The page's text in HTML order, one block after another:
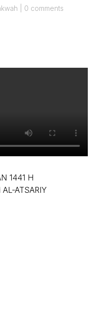
0 comments
1441 H
ATSARIY